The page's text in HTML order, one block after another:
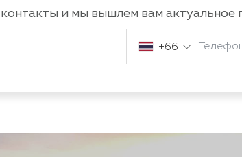
и мы вышлем вам актуальное
+66